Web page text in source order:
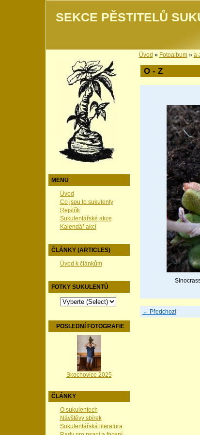
SEKCE PĚSTITELŮ
MENU
Úvod
Co jsou to sukulenty
Rejstřík
Sukulentářské akce
Kalendář akcí
ČLÁNKY (ARTICLES)
Úvod k článkům
FOTKY SUKULENTŮ
POSLEDNÍ FOTOGRAFIE
Skochovice 2025
ČLÁNKY
O sukulentech
Návštěvy sbírek
Sukulentářská literatura
Úvod » Fotoalbum» a-
O - Z
← Předchozí